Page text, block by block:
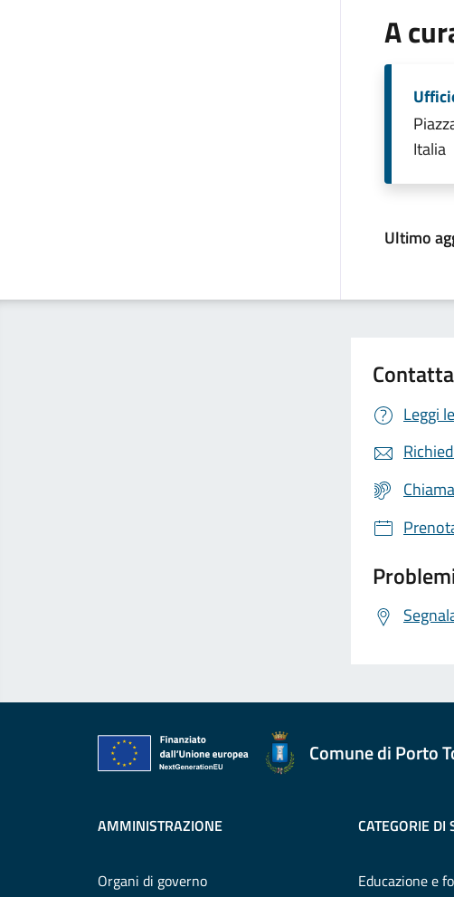
A
Italia
Ultimo
Leggi
Comune di Porto
AMMINISTRAZIONE
Organi di governo
CATEGORIE DI
Educazione e